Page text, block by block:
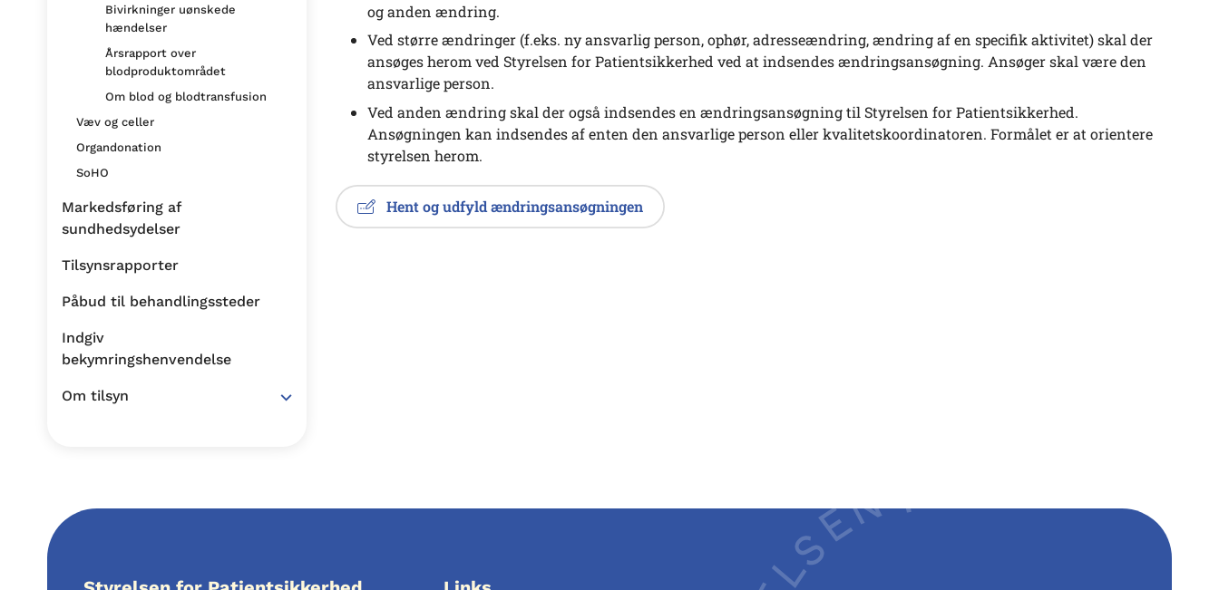
Bivirkninger uønskede
hændelser
Årsrapport over
blodproduktområdet
Om blod og blodtransfusion
Væv og celler
Organdonation
SoHO
Markedsføring af
sundhedsydelser
Tilsynsrapporter
Påbud til behandlingssteder
Indgiv
bekymringshenvendelse
Om tilsyn
og anden ændring.
Ved større ændringer (f.eks. ny ansvarlig person, ophør, adresseændring, ændring af en specifik aktivitet) skal der
ansøges herom ved Styrelsen for Patientsikkerhed ved at indsendes ændringsansøgning. Ansøger skal være den
ansvarlige person.
Ved anden ændring skal der også indsendes en ændringsansøgning til Styrelsen for Patientsikkerhed.
Ansøgningen kan indsendes af enten den ansvarlige person eller kvalitetskoordinatoren. Formålet er at orientere
styrelsen herom.
Hent og udfyld ændringsansøgningen